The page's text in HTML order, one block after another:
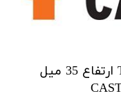
مته گردبر از قطر 12 تا 100 TCT ارتفاع 35 میل